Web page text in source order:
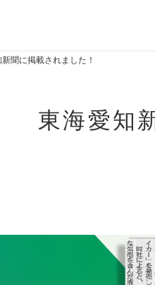
聞に掲載されました！
東海愛知